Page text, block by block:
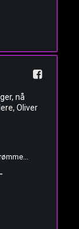
nå
Oliver